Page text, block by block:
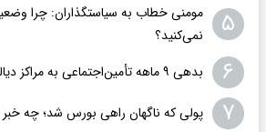
۵
مومنی خطاب به سیاستگذاران: چرا
نمی‌کنید؟
۶ بدهی ۹ ماهه تأمین‌اجتماعی به مراکز دیالیز
۷ پولی که ناگهان راهی بورس شد؛ چه